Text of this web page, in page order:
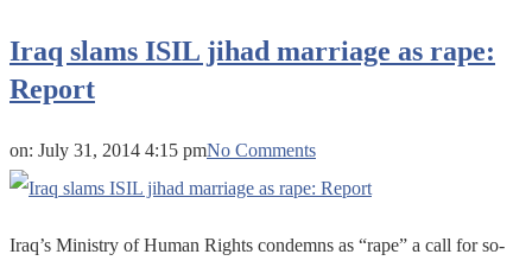
Iraq slams ISIL jihad marriage as rape:
Report
on: July 31, 2014 4:15 pmNo Comments
Iraq’s Ministry of Human Rights condemns as “rape” a call for so-